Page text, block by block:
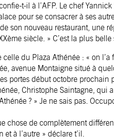
t-il à l’AFP. Le chef
pour se consacrer à ses
son nouveau restaurant, une
siècle. » C’est la plus
celle du Plaza Athénée : « on
avenue Montaigne situé à
portes début octobre prochain
Christophe Saintagne,
? » Je ne sais pas.
chose de complètement
à l’autre » déclare t’il.